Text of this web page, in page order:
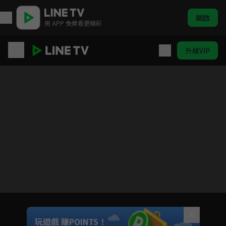
用 APP 免費看更精彩 開啟
升級VIP
Unmute
如有不便請見諒
玩遊戲 賺POINTS！